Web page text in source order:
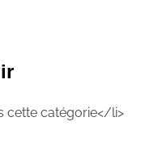
cette catégorie</li>